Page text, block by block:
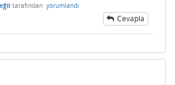
tarafından yorumlandı
Cevapla